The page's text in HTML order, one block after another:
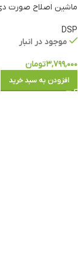
ماشین اصلاح صورت دی
DSP
موجود در انبار
۳,۷۹۹,۰۰۰تومان
افزودن به سبد خرید